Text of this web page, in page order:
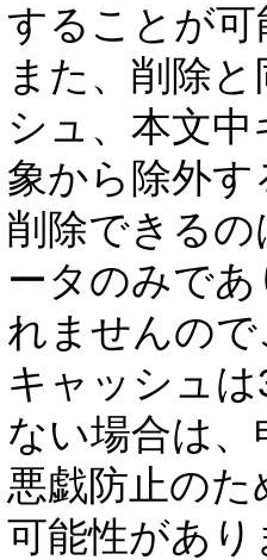
することが
また、削除
シュ、本文
象から除外
削除できる
ータのみで
れませんの
キャッシュ
ない場合は
悪戯防止の
可能性があ